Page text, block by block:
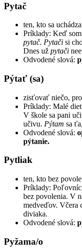
Pytač
ten, kto sa
Príklady: Keď
pytač. Pytači si
Dnes už pytači
Odvodené slová:
Pýtať (sa)
zisťovať niečo,
Príklady: Malé
V škole sa pani
učivu. Pýtam sa
Odvodené slová:
pýtanie.
Pytliak
ten, kto bez
Príklady:
bez povolenia. V
medveďov. Včera
diviaka.
Odvodené slová:
Pyžama/o